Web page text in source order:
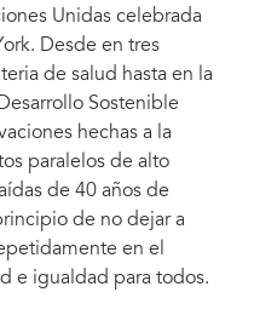
and Advance the SDGs,” held in
during the 78th UN General
Unidas celebrada
Desde en tres
de salud hasta en la
Sostenible
hechas a la
paralelos de alto
de 40 años de
de no dejar a
en el
e igualdad para todos.